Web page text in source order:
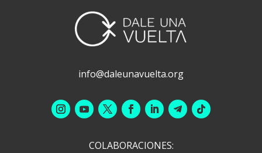
info@daleunavuelta.org
COLABORACIONES: